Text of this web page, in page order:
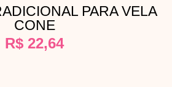
PARA VELA
CONE
R$ 22,64